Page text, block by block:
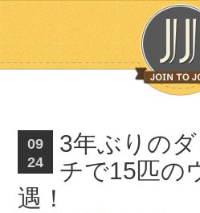
09
24
3年ぶりの
チで15匹の
遇！